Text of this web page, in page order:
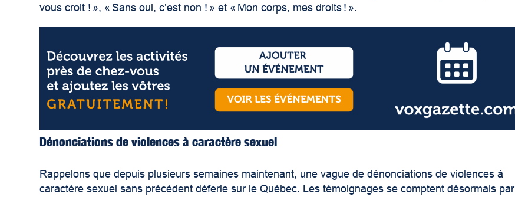
vous croit ! », « Sans oui, c’est non ! » et « Mon corps, mes droits ! ».
Dénonciations de violences à caractère sexuel
Rappelons que depuis plusieurs semaines maintenant, une vague de dénonciations de violences à
caractère sexuel sans précédent déferle sur le Québec. Les témoignages se comptent désormais par